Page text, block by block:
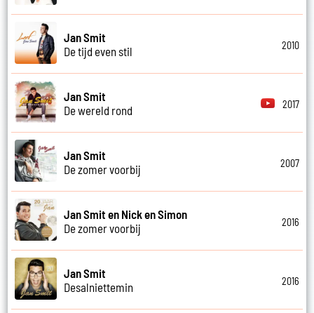
Jan Smit
De tijd even stil
2010
Jan Smit
De wereld rond
2017
Jan Smit
De zomer voorbij
2007
Jan Smit en Nick en Simon
De zomer voorbij
2016
Jan Smit
Desalniettemin
2016